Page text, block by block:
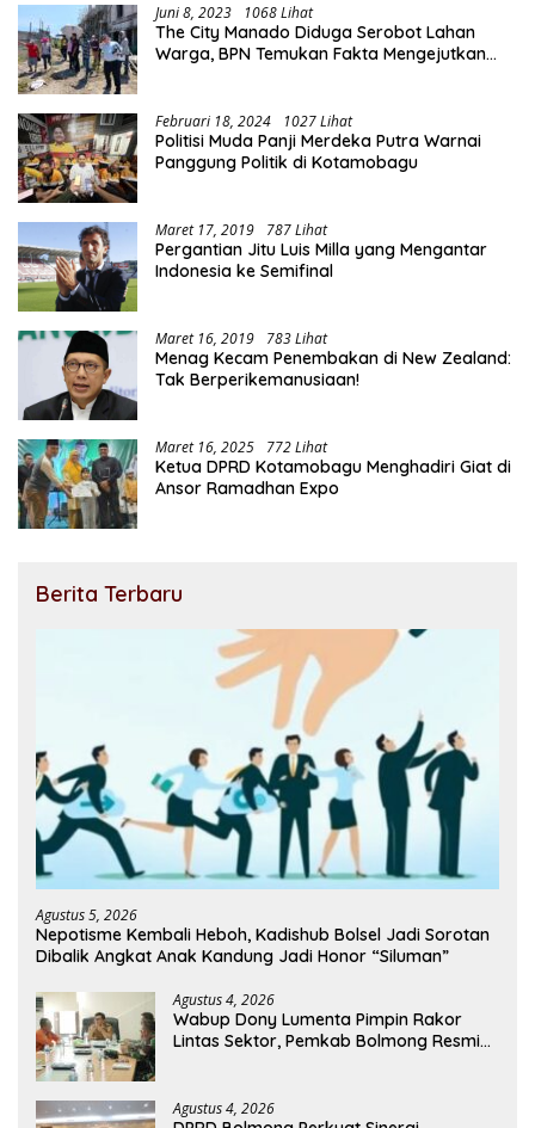
Juni 8, 2023 1068 Lihat
The City Manado Diduga Serobot Lahan
Warga, BPN Temukan Fakta Mengejutkan
Februari 18, 2024 1027 Lihat
Politisi Muda Panji Merdeka Putra Warnai
Panggung Politik di Kotamobagu
Maret 17, 2019 787 Lihat
Pergantian Jitu Luis Milla yang Mengantar
Indonesia ke Semifinal
Maret 16, 2019 783 Lihat
Menag Kecam Penembakan di New Zealand:
Tak Berperikemanusiaan!
Maret 16, 2025 772 Lihat
Ketua DPRD Kotamobagu Menghadiri Giat di
Ansor Ramadhan Expo
Berita Terbaru
Agustus 5, 2026
Nepotisme Kembali Heboh, Kadishub Bolsel Jadi Sorotan
Dibalik Angkat Anak Kandung Jadi Honor “Siluman”
Agustus 4, 2026
Wabup Dony Lumenta Pimpin Rakor
Lintas Sektor, Pemkab Bolmong Resmi
Agustus 4, 2026